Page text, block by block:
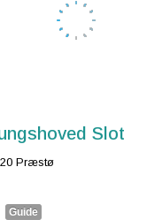
Slot
Præstø
Guide